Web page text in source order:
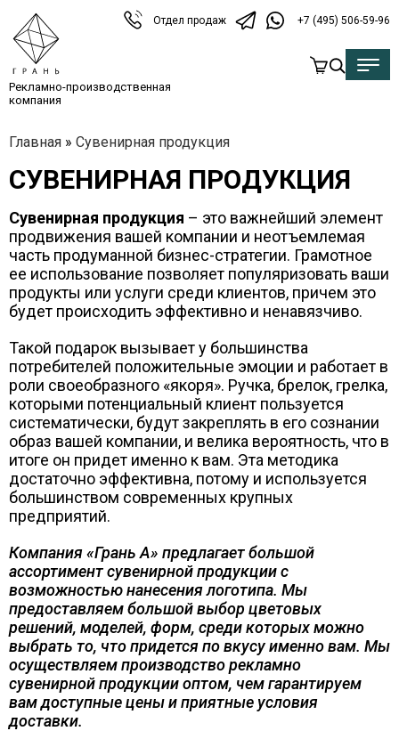
Отдел продаж +7 (495) 506-59-96
Рекламно-производственная
компания
Главная » Сувенирная продукция
СУВЕНИРНАЯ ПРОДУКЦИЯ
Сувенирная продукция – это важнейший элемент
продвижения вашей компании и неотъемлемая
часть продуманной бизнес-стратегии. Грамотное
ее использование позволяет популяризовать ваши
продукты или услуги среди клиентов, причем это
будет происходить эффективно и ненавязчиво.
Такой подарок вызывает у большинства
потребителей положительные эмоции и работает в
роли своеобразного «якоря». Ручка, брелок, грелка,
которыми потенциальный клиент пользуется
систематически, будут закреплять в его сознании
образ вашей компании, и велика вероятность, что в
итоге он придет именно к вам. Эта методика
достаточно эффективна, потому и используется
большинством современных крупных
предприятий.
Компания «Грань А» предлагает большой
ассортимент сувенирной продукции с
возможностью нанесения логотипа. Мы
предоставляем большой выбор цветовых
решений, моделей, форм, среди которых можно
выбрать то, что придется по вкусу именно вам. Мы
осуществляем производство рекламно
сувенирной продукции оптом, чем гарантируем
вам доступные цены и приятные условия
доставки.